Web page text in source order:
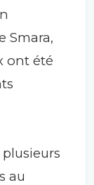
Smara,
ont été
au